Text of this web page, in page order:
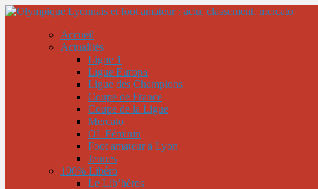
Accueil
Actualités
Ligue 1
Ligue Europa
Ligue des Champions
Coupe de France
Coupe de la Ligue
Mercato
OL Féminin
Foot amateur à Lyon
Jeunes
100% Libéro
Le Lib’héros